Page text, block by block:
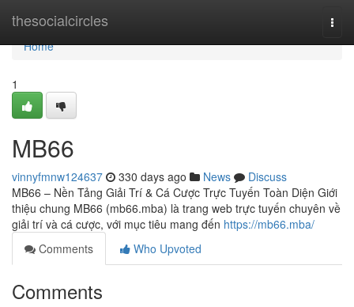
thesocialcircles
Home
Home
1
MB66
vinnyfmnw124637 330 days ago News
Discuss
MB66 – Nền Tảng Giải Trí & Cá Cược Trực Tuyến Toàn Diện Giới
thiệu chung MB66 (mb66.mba) là trang web trực tuyến chuyên về
giải trí và cá cược, với mục tiêu mang đến https://mb66.mba/
Comments
Who Upvoted
Comments